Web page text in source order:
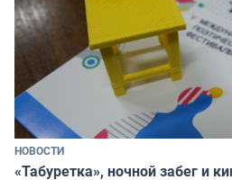
НОВОСТИ
«Табуретка», ночной забег и